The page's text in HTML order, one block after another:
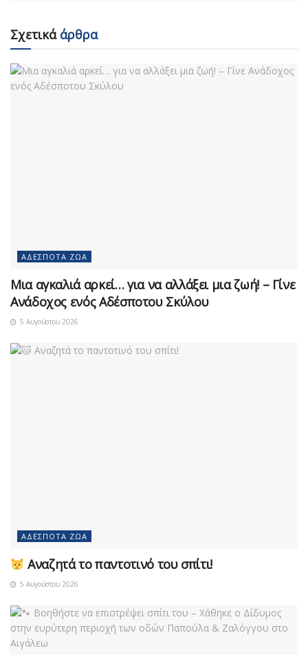
Σχετικάάρθρα
ΑΔΈΣΠΟΤΑ ΖΏΑ
Μια αγκαλιά αρκεί… για να αλλάξει μια ζωή! – Γίνε
Ανάδοχος ενός Αδέσποτου Σκύλου
5 Αυγούστου 2026
ΑΔΈΣΠΟΤΑ ΖΏΑ
Αναζητά το παντοτινό του σπίτι!
5 Αυγούστου 2026